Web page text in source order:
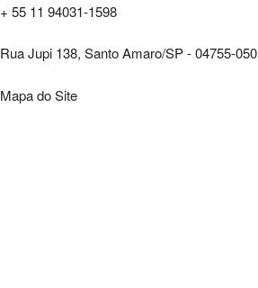
+ 55 11 94031-1598
Rua Jupi 138, Santo Amaro/SP - 04755-050
Mapa do Site